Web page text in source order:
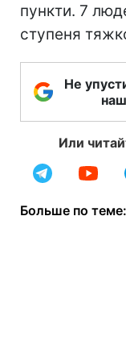
пункти. 7
ступеня
Не
Или
Больше по теме: